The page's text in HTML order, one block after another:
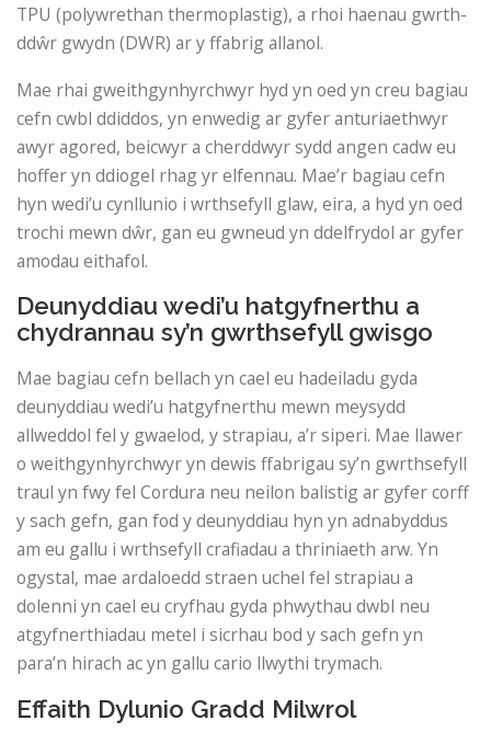
TPU (polywrethan thermoplastig), a rhoi haenau gwrth-
ddŵr gwydn (DWR) ar y ffabrig allanol.
Mae rhai gweithgynhyrchwyr hyd yn oed yn creu bagiau
cefn cwbl ddiddos, yn enwedig ar gyfer anturiaethwyr
awyr agored, beicwyr a cherddwyr sydd angen cadw eu
hoffer yn ddiogel rhag yr elfennau. Mae’r bagiau cefn
hyn wedi’u cynllunio i wrthsefyll glaw, eira, a hyd yn oed
trochi mewn dŵr, gan eu gwneud yn ddelfrydol ar gyfer
amodau eithafol.
Deunyddiau wedi’u hatgyfnerthu a
chydrannau sy’n gwrthsefyll gwisgo
Mae bagiau cefn bellach yn cael eu hadeiladu gyda
deunyddiau wedi’u hatgyfnerthu mewn meysydd
allweddol fel y gwaelod, y strapiau, a’r siperi. Mae llawer
o weithgynhyrchwyr yn dewis ffabrigau sy’n gwrthsefyll
traul yn fwy fel Cordura neu neilon balistig ar gyfer corff
y sach gefn, gan fod y deunyddiau hyn yn adnabyddus
am eu gallu i wrthsefyll crafiadau a thriniaeth arw. Yn
ogystal, mae ardaloedd straen uchel fel strapiau a
dolenni yn cael eu cryfhau gyda phwythau dwbl neu
atgyfnerthiadau metel i sicrhau bod y sach gefn yn
para’n hirach ac yn gallu cario llwythi trymach.
Effaith Dylunio Gradd Milwrol